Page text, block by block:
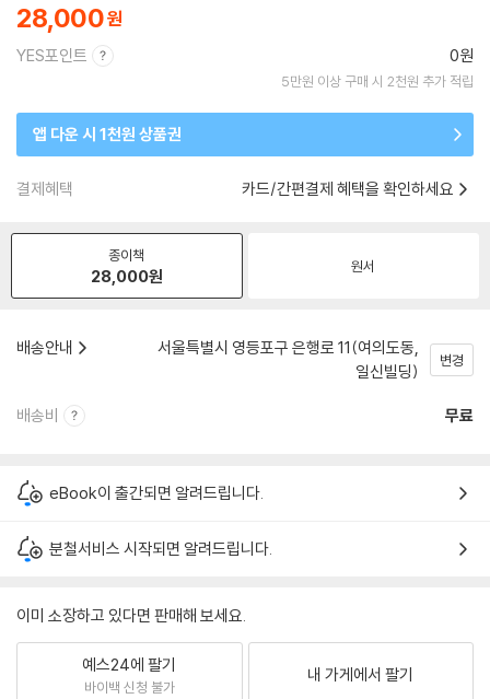
28,000
YES포인트 0원
5만원 이상 구매 시 2천원 추가 적립
앱 다운 시 1천원 상품권
결제혜택 카드/간편결제 혜택을 확인하세요
종이책
28,000원 원서
배송안내
서울특별시 영등포구 은행로 11(여의도동,
일신빌딩)
변경
배송비 무료
eBook이 출간되면 알려드립니다.
분철서비스 시작되면 알려드립니다.
이미 소장하고 있다면 판매해 보세요.
예스24에 팔기
바이백 신청 불가
내 가게에서 팔기